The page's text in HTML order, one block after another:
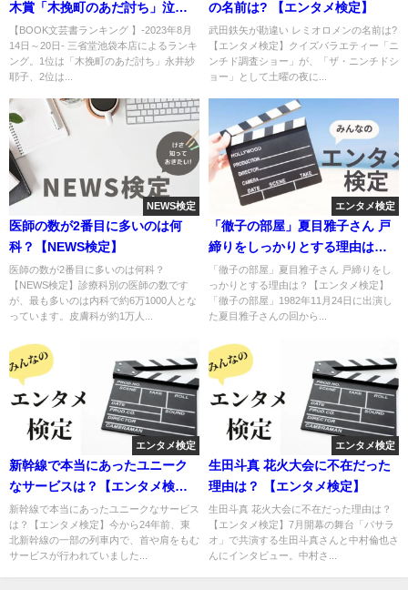
木賞「木挽町のあだ討ち」泣け
る時代小説
【BOOK文芸書ランキング 】-2023年8月
14日～20日- 三省堂池袋本店によるランキ
ング。1位は「木挽町のあだ討ち」永井紗
耶子、2位は...
の名前は? 【エンタメ検定】
武田鉄矢が勘違い レミオロメンの名前は?
【エンタメ検定】クイズバラエティー「ニ
ンチド調査ショー」が、「ザ・ニンチドシ
ョー」として土曜の夜に...
NEWS検定
医師の数が2番目に多いのは何
科？【NEWS検定】
医師の数が2番目に多いのは何科？
【NEWS検定】診療科別の医師の数です
が、最も多いのは内科で約6万1000人とな
っています。皮膚科が約1万人...
エンタメ検定
「徹子の部屋」夏目雅子さん 戸
締りをしっかりとする理由は？
【エンタメ検定】
「徹子の部屋」夏目雅子さん 戸締りをし
っかりとする理由は？【エンタメ検定】
「徹子の部屋」1982年11月24日に出演し
た夏目雅子さんの回から...
エンタメ検定
新幹線で本当にあったユニーク
なサービスは？【エンタメ検
定】
新幹線で本当にあったユニークなサービス
は？【エンタメ検定】今から24年前、東
北新幹線の一部の列車内で、首や肩をもむ
サービスが行われていました...
エンタメ検定
生田斗真 花火大会に不在だった
理由は？ 【エンタメ検定】
生田斗真 花火大会に不在だった理由は？
【エンタメ検定】7月開幕の舞台「バサラ
オ」で共演する生田斗真さんと中村倫也さ
んにインタビュー。中村さ...